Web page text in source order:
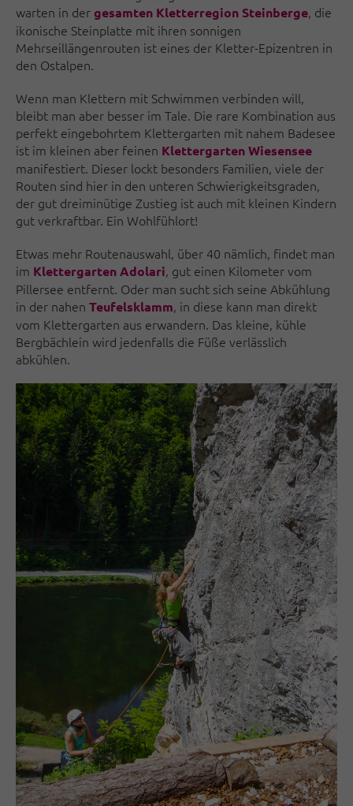
warten in der gesamten Kletterregion Steinberge, die
ikonische Steinplatte mit ihren sonnigen
Mehrseillängenrouten ist eines der Kletter-Epizentren in
den Ostalpen.
Wenn man Klettern mit Schwimmen verbinden will,
bleibt man aber besser im Tale. Die rare Kombination aus
perfekt eingebohrtem Klettergarten mit nahem Badesee
ist im kleinen aber feinen Klettergarten Wiesensee
manifestiert. Dieser lockt besonders Familien, viele der
Routen sind hier in den unteren Schwierigkeitsgraden,
der gut dreiminütige Zustieg ist auch mit kleinen Kindern
gut verkraftbar. Ein Wohlfühlort!
Etwas mehr Routenauswahl, über 40 nämlich, findet man
im Klettergarten Adolari, gut einen Kilometer vom
Pillersee entfernt. Oder man sucht sich seine Abkühlung
in der nahen Teufelsklamm, in diese kann man direkt
vom Klettergarten aus erwandern. Das kleine, kühle
Bergbächlein wird jedenfalls die Füße verlässlich
abkühlen.